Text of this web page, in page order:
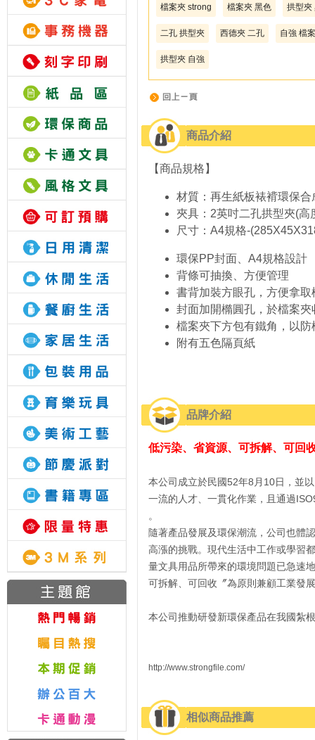
檔案夾 strong 檔案夾 黑色 拱型夾
二孔 拱型夾 西德夾 二孔 自強 檔
拱型夾 自強
商品介紹
【商品規格】
材質：再生紙板裱褙環保合
夾具：2英吋二孔拱型夾(高
尺寸：A4規格-
環保PP封面、A4規格設計
背條可抽換、方便管理
書背加裝方眼孔，方便拿取
封面加開橢圓孔，於檔案
檔案夾下方包有鐵角，以
附有五色隔頁紙
品牌介紹
低污染、省資源、可拆解、可回
本公司成立於民國52年8月10日，並
一流的人才、一貫化作業，且通過
。
隨著產品發展及環保潮流，公司也體
高漲的挑戰。現代生活中工作或學習
量文具用品所帶來的環境問題已急速
可拆解、可回收〞為原則兼顧工業發
本公司推動研發新環保產品在我國紮
http://www.strongfile.com/
相似商品推薦